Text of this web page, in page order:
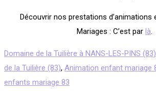
Découvrir nos prestations d’animations
Mariages : C’est par là.
Domaine de la Tuilière à NANS-LES-PINS (83)
de la Tuilière (83), Animation enfant mariage
enfants mariage 83